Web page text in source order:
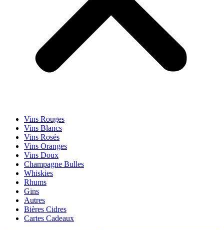
Vins Rouges
Vins Blancs
Vins Rosés
Vins Oranges
Vins Doux
Champagne Bulles
Whiskies
Rhums
Gins
Autres
Bières Cidres
Cartes Cadeaux